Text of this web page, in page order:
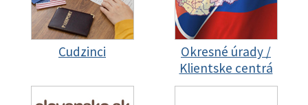
Cudzinci
Okresné úrady /
Klientske centrá